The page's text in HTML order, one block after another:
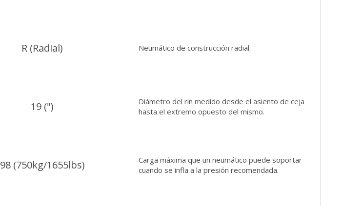
R (Radial) Neumático de construcción radial.
19 (")
Diámetro del rin medido desde el asiento de ceja
hasta el extremo opuesto del mismo.
98 (750kg/1655lbs)
Carga máxima que un neumático puede soportar
cuando se infla a la presión recomendada.